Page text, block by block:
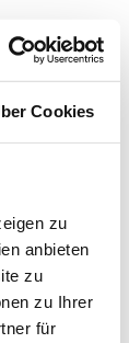
Cookies
zu
anbieten
zu
zu Ihrer
für